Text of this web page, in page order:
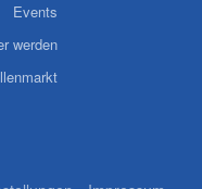
Events
werden